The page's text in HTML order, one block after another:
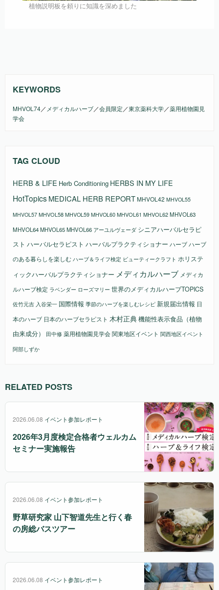
植物説明板を頼りに知識を深めました
KEYWORDS
MHVOL74／ メディカルハーブ／会員限定／東京薬科大学／薬用植物園見
学会
TAG CLOUD
HERB & LIFE Herb Conditioning HERBS IN MY LIFE
HotTopics MEDICAL HERB REPORTMHVOL42 MHVOL55
MHVOL57 MHVOL58 MHVOL59 MHVOL60 MHVOL61 MHVOL62MHVOL63
MHVOL64MHVOL65MHVOL66 アーユルヴェーダ シニアハーバルセラピ
スト ハーバルセラピスト ハーバルプラクティショナー ハーブハーブ
のある暮らしを楽しむ ハーブ＆ライフ検定 ビューティークラフト ホリステ
ィックハーバルプラクティショナー メディカルハーブ メディカ
ルハーブ検定 ラベンダー ローズマリー 世界のメディカルハーブTOPICS
佐竹元吉 入谷栄一 国際情報 季節のハーブを楽しむレシピ 新規届出情報 日
本のハーブ 日本のハーブセラピスト 木村正典機能性表示食品（植物
由来成分）
田中修 薬用植物園見学会関東地区イベント 関西地区イベント
阿部しずか
RELATED POSTS
2026.06.08 イベント参加レポート
2026年3月度検定合格者ウェルカム
セミナー実施報告
2026.06.08 イベント参加レポート
野草研究家 山下智道先生と行く春
の房総バスツアー
2026.06.08 イベント参加レポート